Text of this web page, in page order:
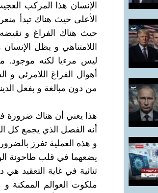
الإنسان هذا المركب
الأعلى حيث هناك تبدأ
حيث هناك الفراغ و
اللامتناهي و يظل
ليس مرءيا لكنه موجود.
أهوال الفراغ اللامرئي
من دون مبالغة و بفعل
هذا يعني أن هناك
أنه الفصل الذي يجمع كل
و هذه العملية تفرز
يضعهما في قلب طاحونة
ثنائية في غاية التعقيد هي
ملكوت العوالم الممكنة